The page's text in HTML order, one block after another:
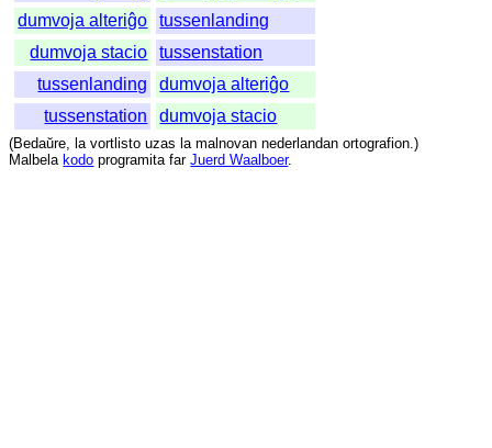
dumvoja alteriĝo
tussenlanding
dumvoja stacio
tussenstation
tussenlanding
dumvoja alteriĝo
tussenstation
dumvoja stacio
(Bedaŭre, la vortlisto uzas la malnovan nederlandan ortografion.)
Malbela kodo programita far Juerd Waalboer.